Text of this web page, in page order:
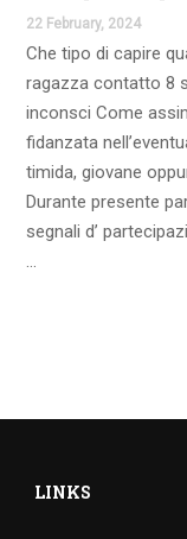
22 February, 2024
Che tipo di capire
ragazza contatto 8
inconsci Come
fidanzata
timida, giovane
Durante presente
segnali d’
…
LINKS